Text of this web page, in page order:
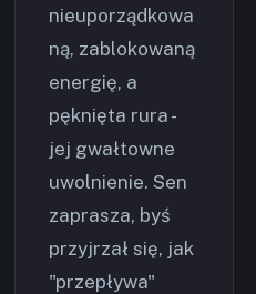
nieuporządkowa
ną, zablokowaną
energię, a
pęknięta rura -
jej gwałtowne
uwolnienie. Sen
zaprasza, byś
przyjrzał się, jak
"przepływa"